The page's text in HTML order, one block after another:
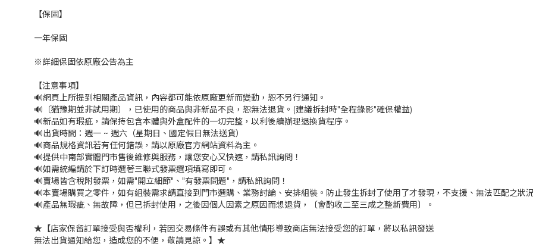
【保固】
一年保固
※詳細保固依原廠公告為主
【注意事項】
🔊網頁上所提到相關產品資訊，內容都可能依原廠更新而變動，恕不另行通知。
🔊〔猶豫期並非試用期〕，已使用的商品與非新品不良，恕無法退貨。(建議拆封時"全程錄影"確保權益)
🔊新品如有瑕疵，請保持包含本體與外盒配件的一切完整，以利後續辦理退換貨程序。
🔊出貨時間：週一 ~ 週六（星期日、國定假日無法送貨）
🔊商品規格資訊若有任何錯誤，請以原廠官方網站資料為主。
🔊提供中南部實體門市售後維修與服務，讓您安心又快速，請私訊詢問！
🔊如需統編請於下訂時選著三聯式發票選項填寫即可。
🔊賣場皆含稅附發票，如需"開立細節"、"有發票問題"，請私訊詢問！
🔊本賣場購買之零件，如有組裝需求請直接到門市選購、業務討論、安排組裝。防止發生拆封了使用了才發現，不支援、無法匹配之狀
🔊產品無瑕疵、無故障，但已拆封使用，之後因個人因素之原因而想退貨，〔會酌收二至三成之整新費用〕。
★【店家保留訂單接受與否權利，若因交易條件有誤或有其他情形導致商店無法接受您的訂單，將以私訊發送
無法出貨通知給您，造成您的不便，敬請見諒。】★